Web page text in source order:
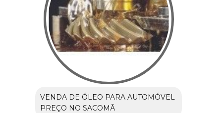
VENDA DE ÓLEO PARA AUTOMÓVEL
PREÇO NO SACOMÃ